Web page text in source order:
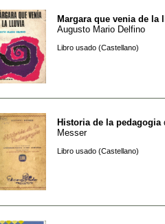
Margara que venia de la
Augusto Mario Delfino
Libro usado (Castellano)
Historia de la pedagogia
Messer
Libro usado (Castellano)